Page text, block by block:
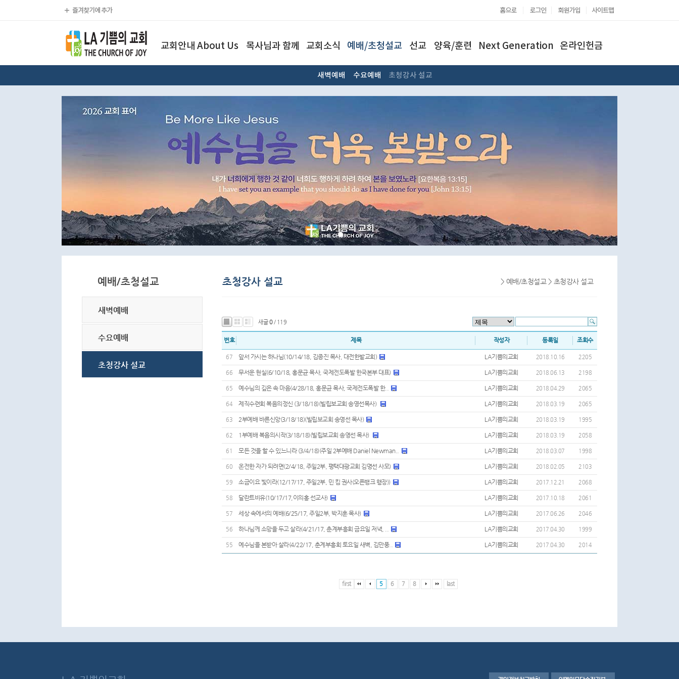
> 예배/초청설교 > 초청강사 설교
새글0/ 119
번호 제목 작성자 등록일 조회수
67 앞서 가시는 하나님(10/14/18, 김종진 목사, 대전한밭교회) LA기쁨의교회 2018.10.16 2205
66 무서운 현실(6/10/18, 홍문균 목사, 국제전도폭발 한국본부 대표) LA기쁨의교회 2018.06.13 2198
65 예수님의 깊은 속 마음(4/28/18, 홍문균 목사, 국제전도폭발 한.. LA기쁨의교회 2018.04.29 2065
64 제직수련회 복음의정신 (3/18/18)(빌립보교회 송영선목사) LA기쁨의교회 2018.03.19 2065
63 2부예배 바른신앙(3/18/18)(빌립보교회 송영선 목사) LA기쁨의교회 2018.03.19 1995
62 1부예배 복음의시작(3/18/18)(빌립보교회 송영선 목사) LA기쁨의교회 2018.03.19 2058
61 모든 것을 할 수 있느니라 (3/4/18)(주일 2부예배 Daniel Newman.. LA기쁨의교회 2018.03.07 1998
60 온전한 자가 되려면(2/4/18, 주일2부, 평택대광교회 김명선 사모) LA기쁨의교회 2018.02.05 2103
59 소금이요 빛이라(12/17/17, 주일2부, 민 킴 권사(오픈뱅크 행장)) LA기쁨의교회 2017.12.21 2068
58 달란트비유(10/17/17,이의홍 선교사) LA기쁨의교회 2017.10.18 2061
57 세상 속에서의 예배(6/25/17, 주일2부, 박지훈 목사) LA기쁨의교회 2017.06.26 2046
56 하나님께 소망을 두고 살라(4/21/17, 춘계부흥회 금요일 저녁, .. LA기쁨의교회 2017.04.30 1999
55 예수님을 본받아 살라(4/22/17, 춘계부흥회 토요일 새벽, 김만풍.. LA기쁨의교회 2017.04.30 2014
first 5 6 7 8 last